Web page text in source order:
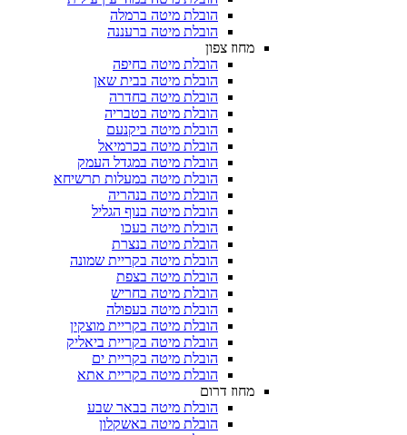
הובלת מיטה ברמלה
הובלת מיטה ברעננה
הובלת מיטה בחיפה
הובלת מיטה בבית שאן
הובלת מיטה בחדרה
הובלת מיטה בטבריה
הובלת מיטה ביקנעם
הובלת מיטה בכרמיאל
הובלת מיטה במגדל העמק
הובלת מיטה במעלות תרשיחא
הובלת מיטה בנהריה
הובלת מיטה בנוף הגליל
הובלת מיטה בעכו
הובלת מיטה בנצרת
הובלת מיטה בקריית שמונה
הובלת מיטה בצפת
הובלת מיטה בחריש
הובלת מיטה בעפולה
הובלת מיטה בקריית מוצקין
הובלת מיטה בקריית ביאליק
הובלת מיטה בקריית ים
הובלת מיטה בקריית אתא
הובלת מיטה בבאר שבע
הובלת מיטה באשקלון